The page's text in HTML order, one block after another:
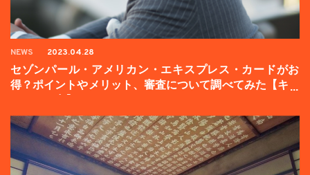
NEWS 2023.04.28
セゾンパール・アメリカン・エキスプレス・カードがお
得？ポイントやメリット、審査について調べてみた【キャ